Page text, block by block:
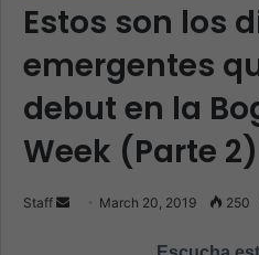
Estos son los
emergentes
debut en la
Week (Parte 2)
Staff March 20, 2019 250